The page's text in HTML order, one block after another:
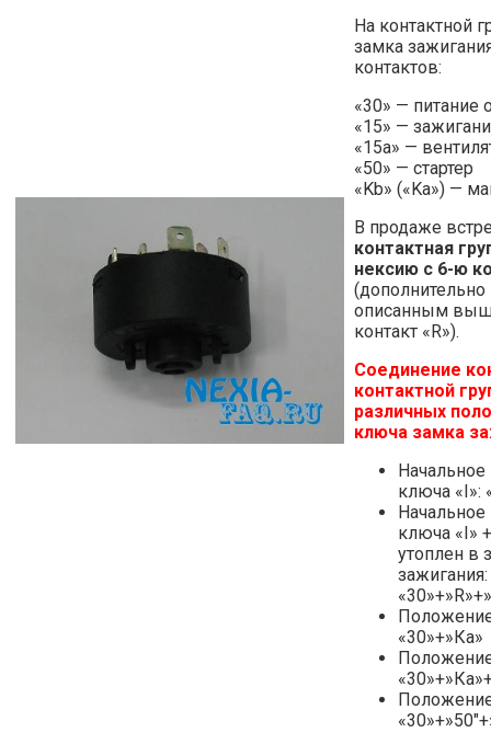
На контактной
замка
контактов:
«30» — питание
«15» —
«15а» —
«50» — стартер
«Kb» («Ka») —
В продаже
контактная
нексию с 6-ю
(дополнительно
описанным
контакт «R»).
Соединение
контактной
различных
ключа замка
ключа «I»:
ключа «I»
утоплен в
зажигания:
«30»+»Кa»